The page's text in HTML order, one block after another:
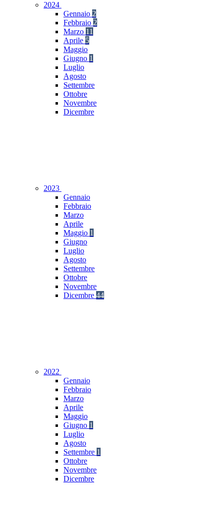
2024
Gennaio 2
Febbraio 2
Marzo 11
Aprile 5
Maggio
Giugno 1
Luglio
Agosto
Settembre
Ottobre
Novembre
Dicembre
2023
Gennaio
Febbraio
Marzo
Aprile
Maggio 1
Giugno
Luglio
Agosto
Settembre
Ottobre
Novembre
Dicembre 44
2022
Gennaio
Febbraio
Marzo
Aprile
Maggio
Giugno 1
Luglio
Agosto
Settembre 1
Ottobre
Novembre
Dicembre